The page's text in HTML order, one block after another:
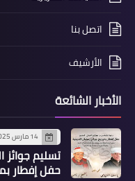
اتصل بنا
الأرشيف
الأخبار الشائعة
14 مارس 2025
تسليم
حفل إفطار